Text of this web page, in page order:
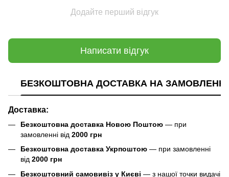
Додайте перший відгук
Написати відгук
БЕЗКОШТОВНА ДОСТАВКА НА ЗАМОВЛЕННЯ
Доставка:
Безкоштовна доставка Новою Поштою — при
замовленні від 2000 грн
Безкоштовна доставка Укрпоштою — при замовленні
від 2000 грн
Безкоштовний самовивіз у Києві — з нашої точки видачі